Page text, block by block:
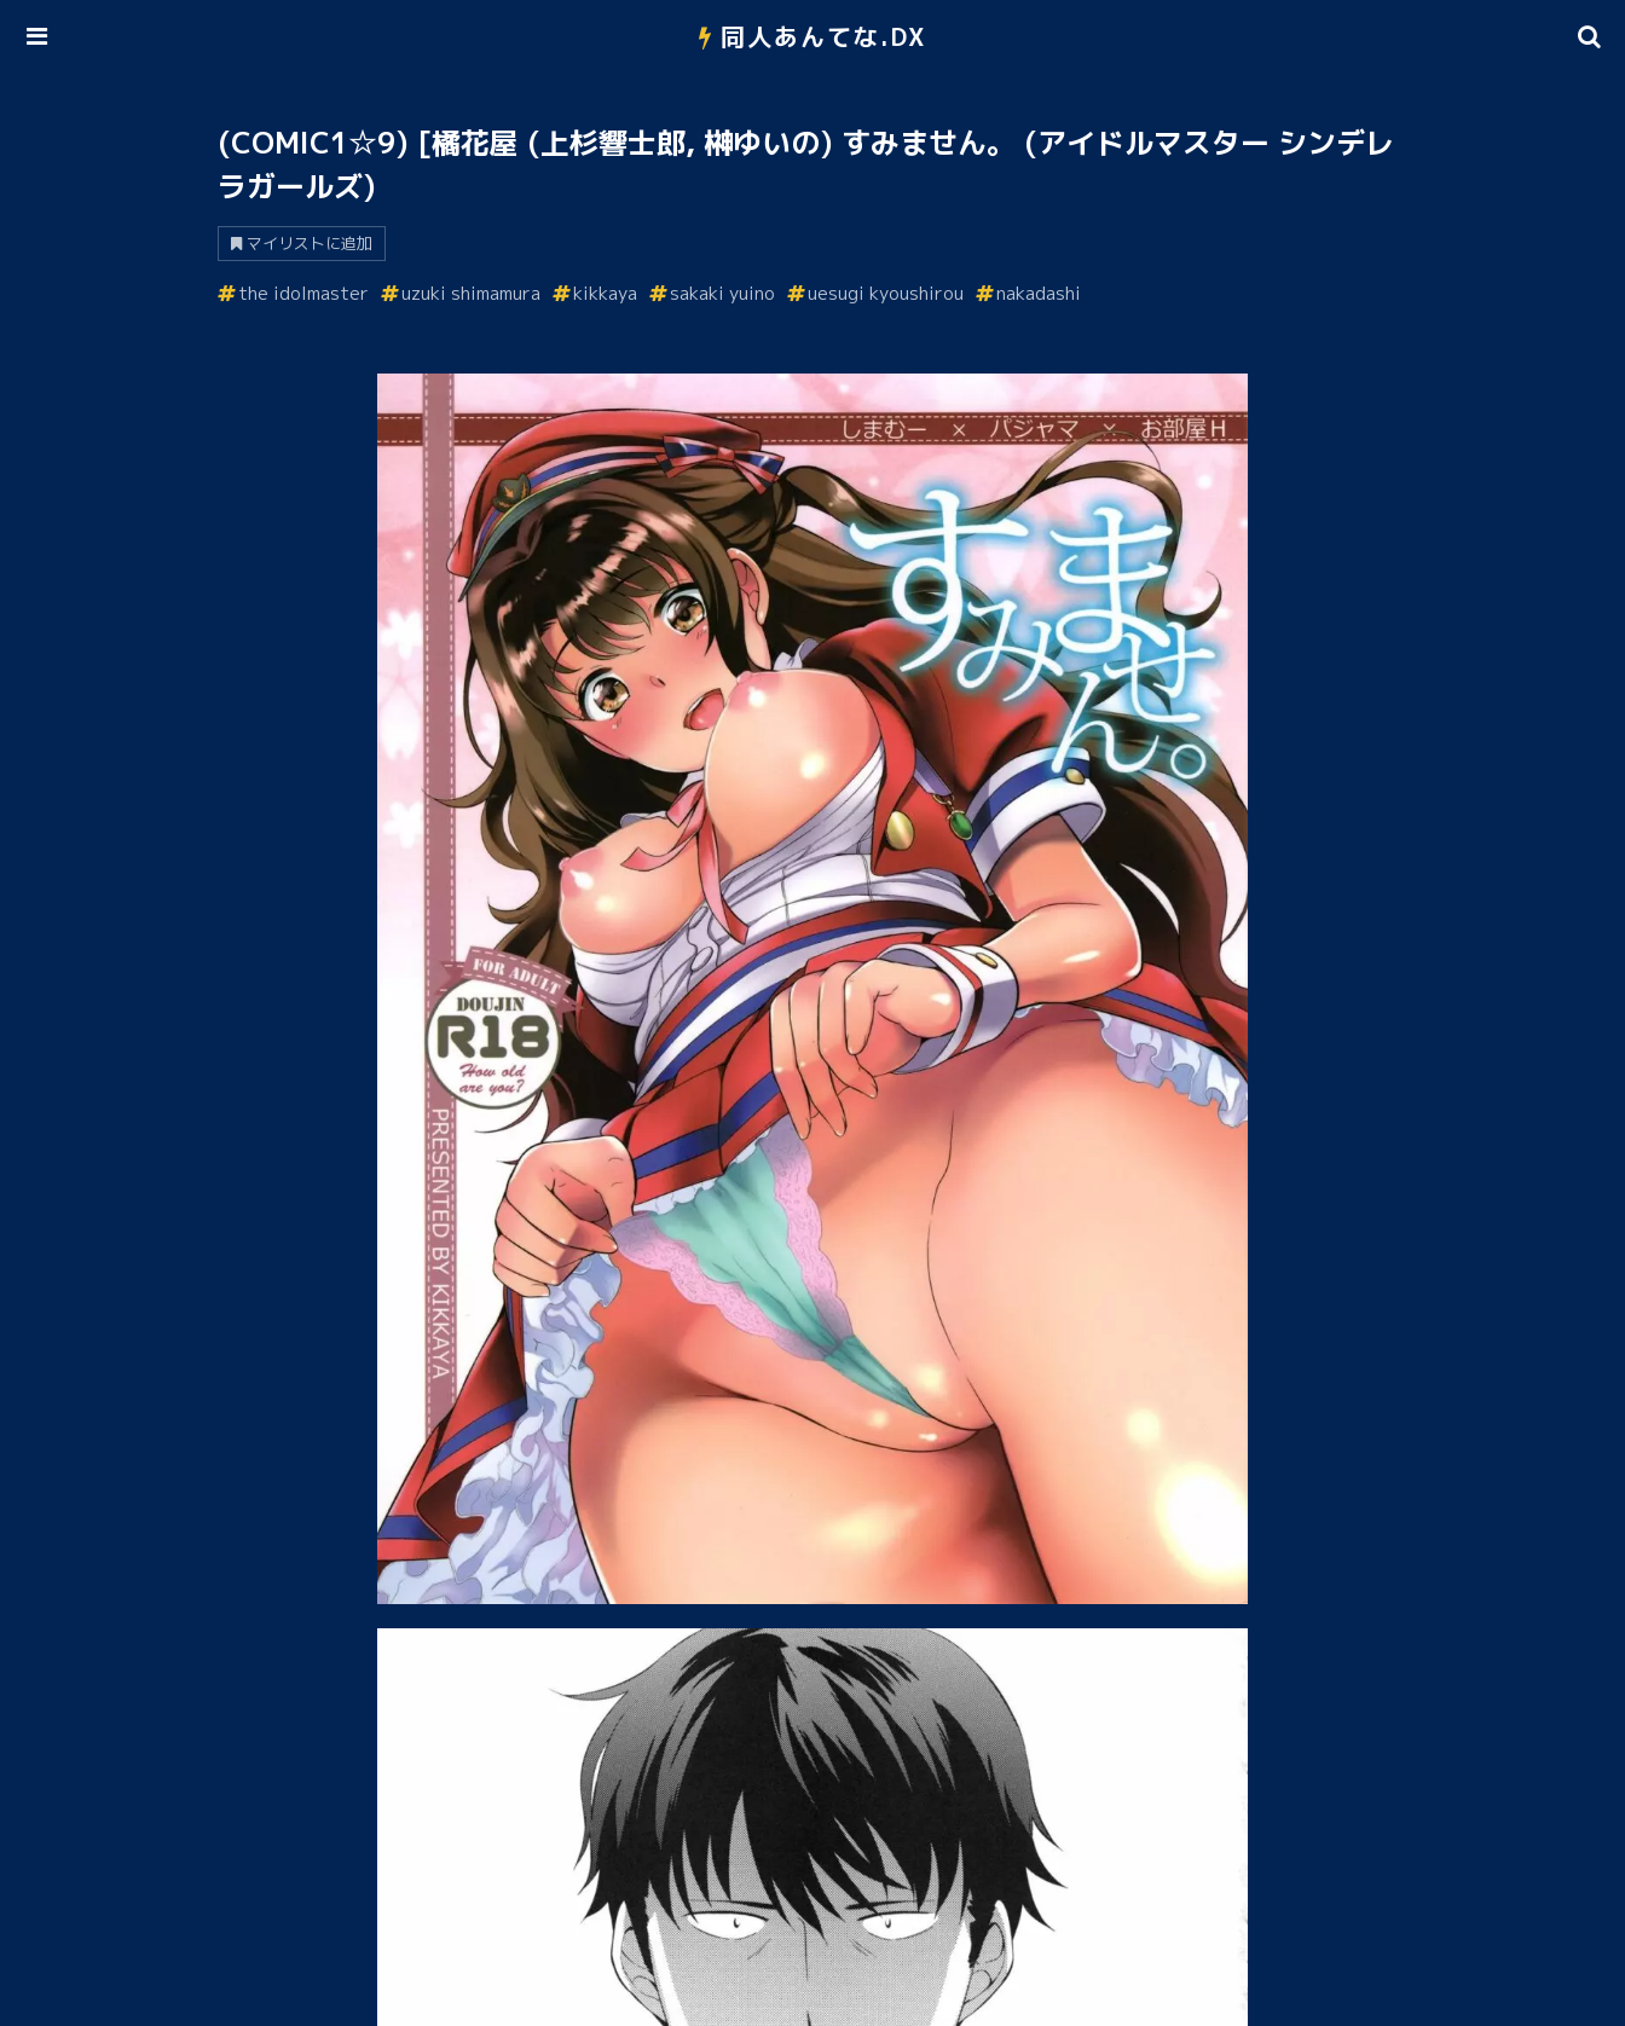
同人あんてな.DX
(COMIC1☆9) [橘花屋 (上杉響士郎, 榊ゆいの) すみません。 (アイドルマスター シンデレ
ラガールズ)
マイリストに追加
the idolmaster uzuki shimamura kikkaya sakaki yuino uesugi kyoushirou nakadashi